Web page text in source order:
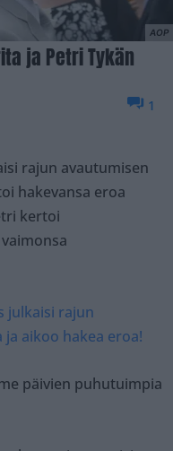
AOP
ja Petri Tykän
1
rajun avautumisen
hakevansa eroa
kertoi
julkaisi rajun
aikoo hakea eroa!
päivien puhutuimpia